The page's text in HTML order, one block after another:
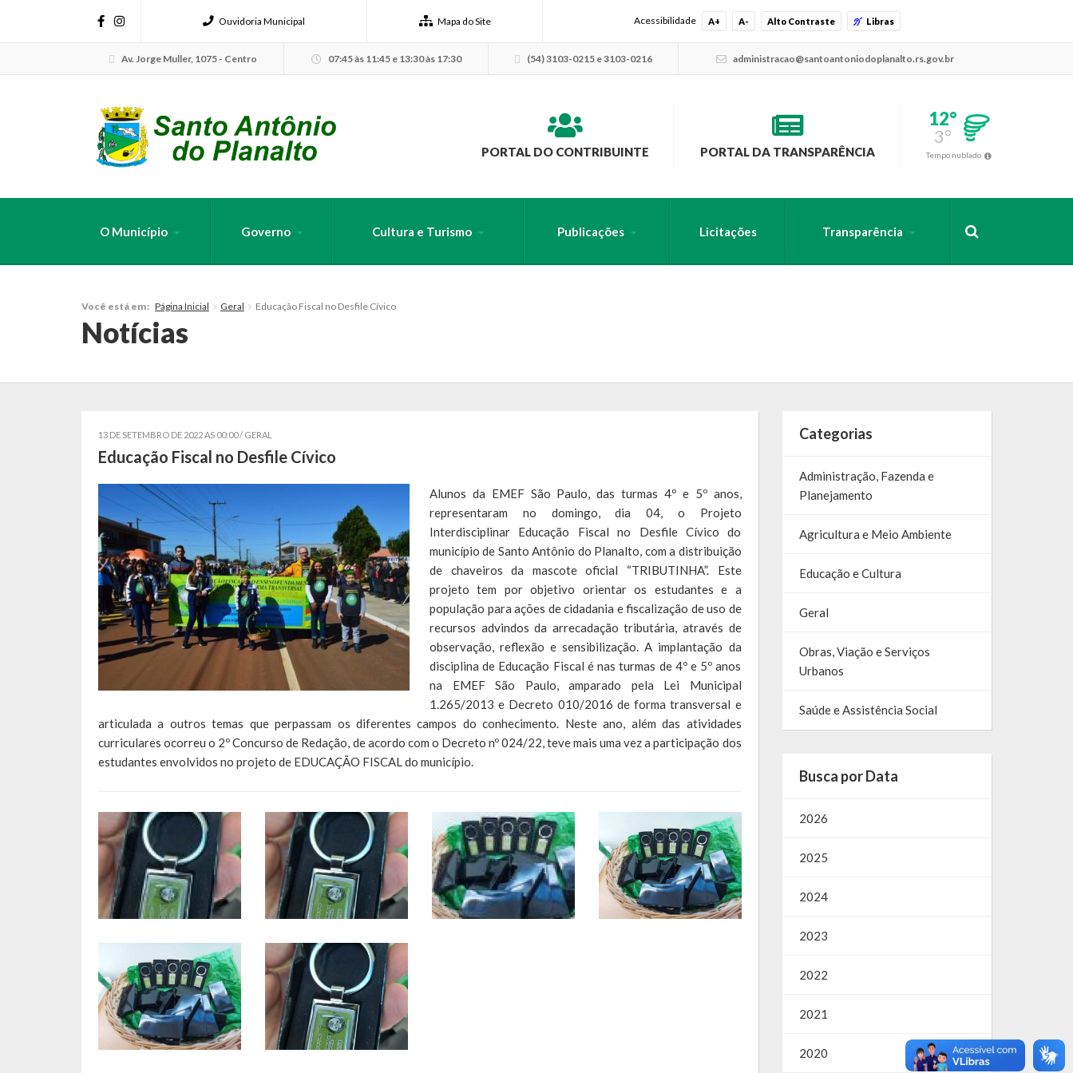
Ouvidoria Municipal Mapa do Site Acessibilidade A+ A- Alto Contraste Libras
Av. Jorge Muller, 1075 - Centro 07:45 às 11:45 e 13:30 às 17:30 (54) 3103-0215 e 3103-0216 administracao@santoantoniodoplanalto.rs.gov.br
PORTAL DO CONTRIBUINTE PORTAL DA TRANSPARÊNCIA
12°
3°
Tempo nublado
O Município Governo Cultura e Turismo Publicações Licitações Transparência
Você está em: Página Inicial Geral Educação Fiscal no Desfile Cívico
Notícias
13 DE SETEMBRO DE 2022 AS 00:00 / GERAL
Educação Fiscal no Desfile Cívico
Alunos da EMEF São Paulo, das turmas 4º e 5º anos,
representaram no domingo, dia 04, o Projeto
Interdisciplinar Educação Fiscal no Desfile Cívico do
município de Santo Antônio do Planalto, com a distribuição
de chaveiros da mascote oficial “TRIBUTINHA”. Este
projeto tem por objetivo orientar os estudantes e a
população para ações de cidadania e fiscalização de uso de
recursos advindos da arrecadação tributária, através de
observação, reflexão e sensibilização. A implantação da
disciplina de Educação Fiscal é nas turmas de 4º e 5º anos
na EMEF São Paulo, amparado pela Lei Municipal
1.265/2013 e Decreto 010/2016 de forma transversal e
articulada a outros temas que perpassam os diferentes campos do conhecimento. Neste ano, além das atividades
curriculares ocorreu o 2º Concurso de Redação, de acordo com o Decreto nº 024/22, teve mais uma vez a participação dos
estudantes envolvidos no projeto de EDUCAÇÃO FISCAL do município.
Categorias
Administração, Fazenda e
Planejamento
Agricultura e Meio Ambiente
Educação e Cultura
Geral
Obras, Viação e Serviços
Urbanos
Saúde e Assistência Social
Busca por Data
2026
2025
2024
2023
2022
2021
2020